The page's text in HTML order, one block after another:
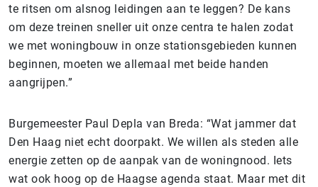
te ritsen om alsnog leidingen aan te leggen? De kans
om deze treinen sneller uit onze centra te halen zodat
we met woningbouw in onze stationsgebieden kunnen
beginnen, moeten we allemaal met beide handen
aangrijpen.”
Burgemeester Paul Depla van Breda: “Wat jammer dat
Den Haag niet echt doorpakt. We willen als steden alle
energie zetten op de aanpak van de woningnood. Iets
wat ook hoog op de Haagse agenda staat. Maar met dit